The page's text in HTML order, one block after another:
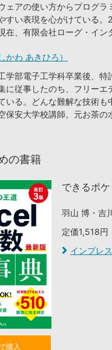
ェアの使い方からプログ
すい表現を心がけている
在、有限会社ローグ・イン
かわ あきひろ）
学部電子工学科卒業後、
に従事したのち、フリー
いる。どんな難解な技術
保安大学校講師。元お茶の
の書籍
できるポ
羽山 博・吉
定価1,518円
インプレ
購入